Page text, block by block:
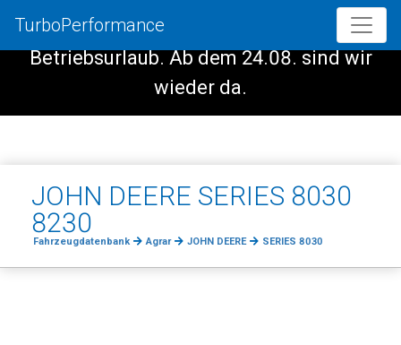
Vom 08.08. - 23.08. haben wir
Betriebsurlaub. Ab dem 24.08. sind wir
wieder da.
TurboPerformance
JOHN DEERE SERIES 8030
8230
Fahrzeugdatenbank Agrar JOHN DEERE SERIES 8030